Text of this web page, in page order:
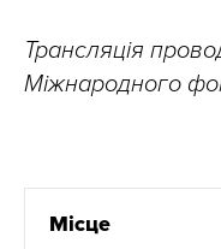
Трансляція
Міжнародного
Місце